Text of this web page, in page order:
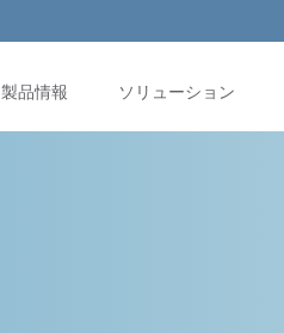
製品情報 ソリューション